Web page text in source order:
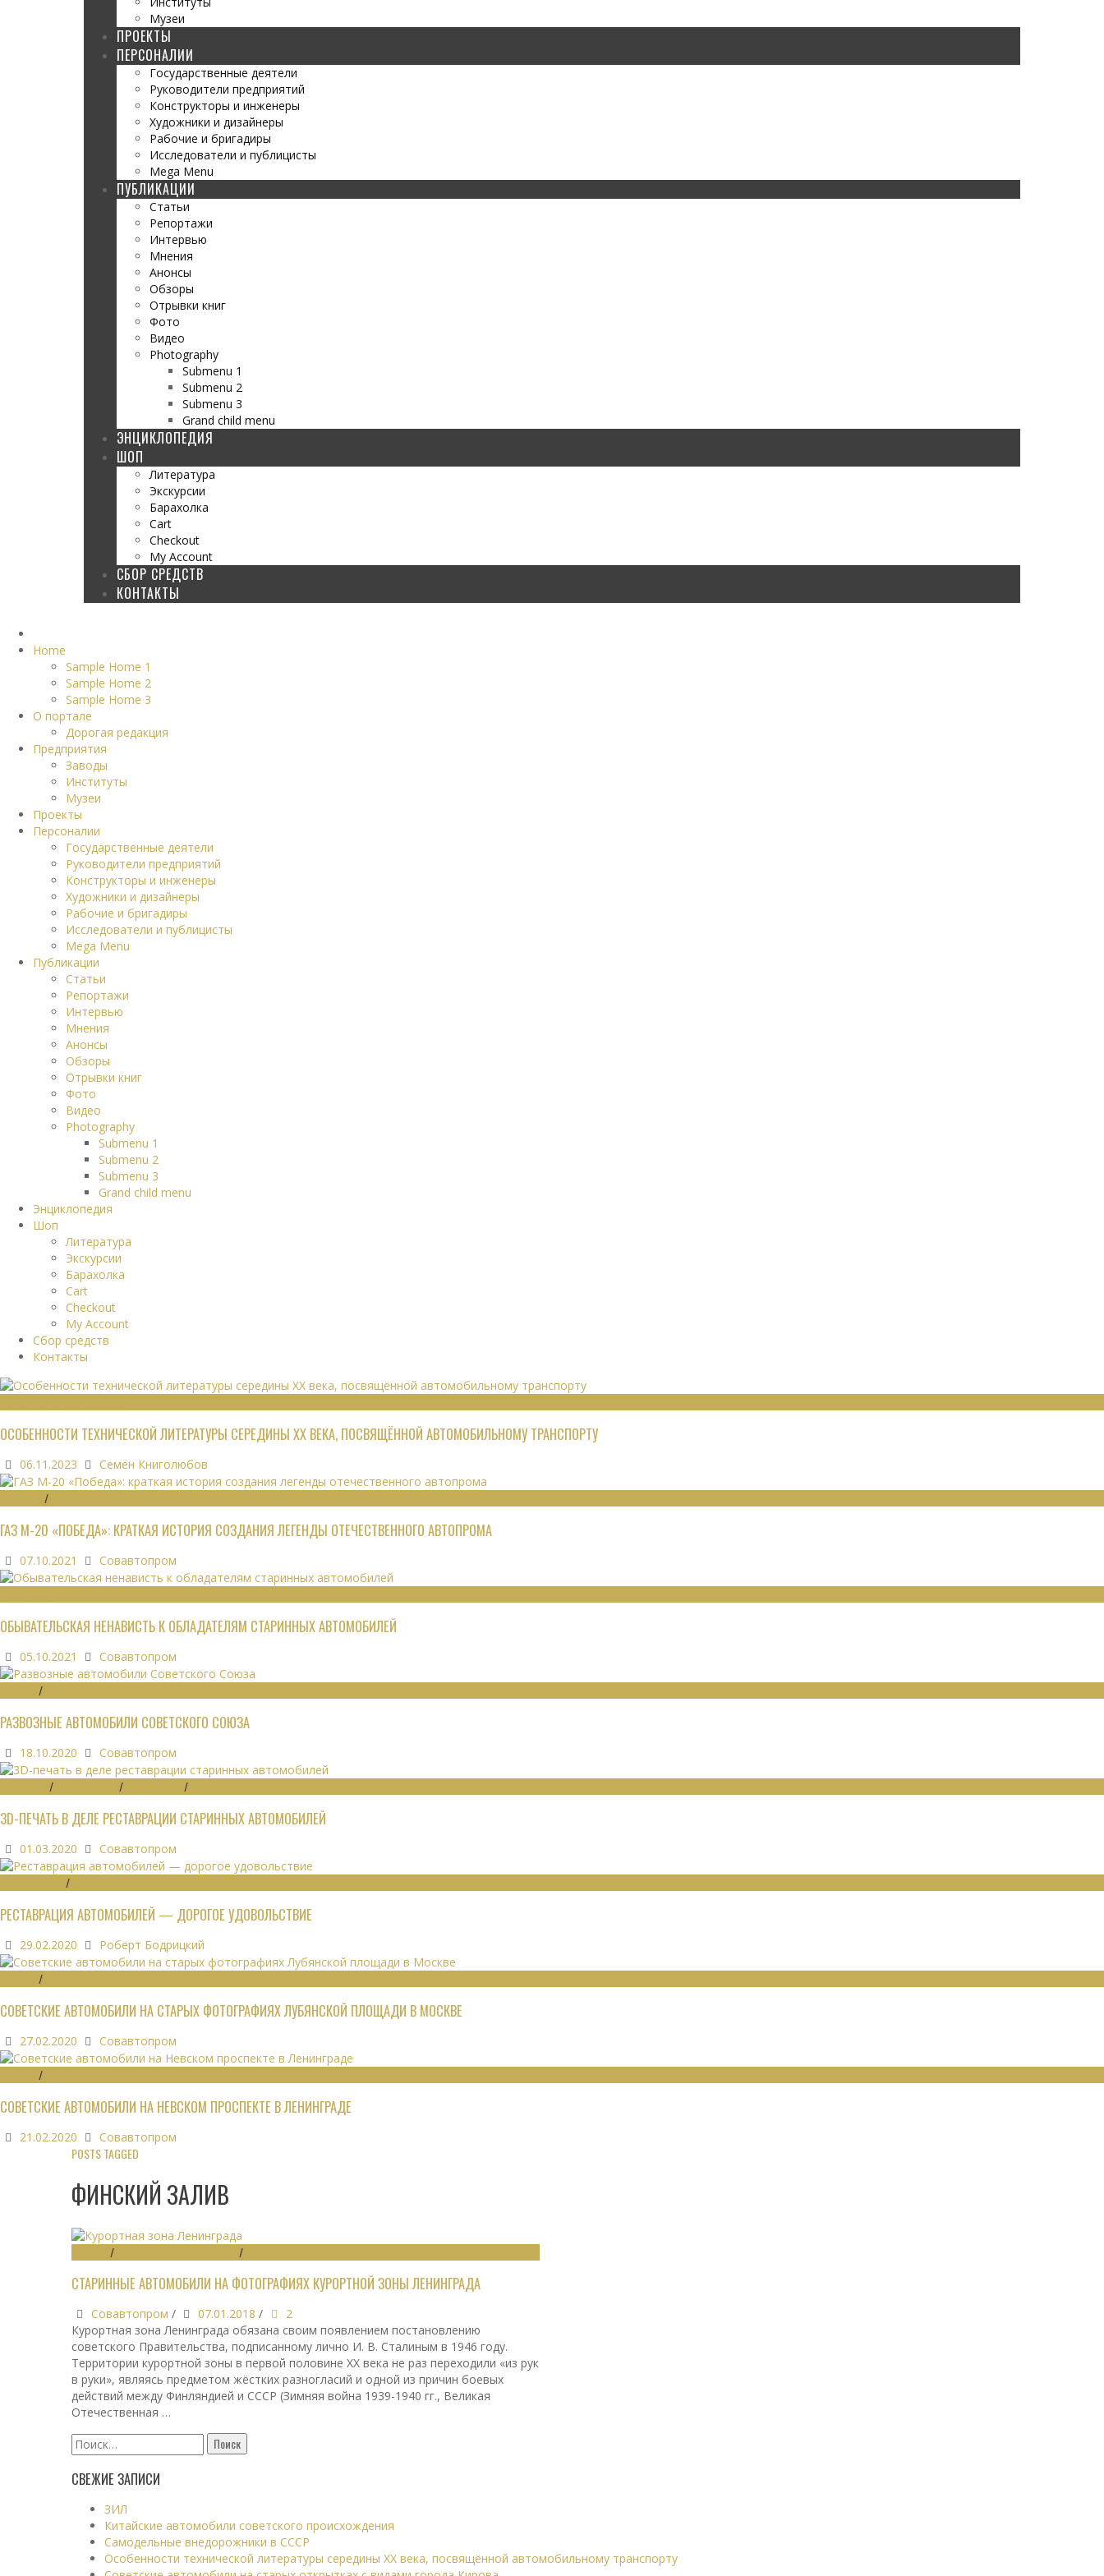
Музеи
ПРОЕКТЫ
ПЕРСОНАЛИИ
Государственные деятели
Руководители предприятий
Конструкторы и инженеры
Художники и дизайнеры
Рабочие и бригадиры
Исследователи и публицисты
Mega Menu
ПУБЛИКАЦИИ
Статьи
Репортажи
Интервью
Мнения
Анонсы
Обзоры
Отрывки книг
Фото
Видео
Photography
Submenu 1
Submenu 2
Submenu 3
Grand child menu
ЭНЦИКЛОПЕДИЯ
ШОП
Литература
Экскурсии
Барахолка
Cart
Checkout
My Account
СБОР СРЕДСТВ
КОНТАКТЫ
Home
Sample Home 1
Sample Home 2
Sample Home 3
О портале
Дорогая редакция
Предприятия
Заводы
Институты
Музеи
Проекты
Персоналии
Государственные деятели
Руководители предприятий
Конструкторы и инженеры
Художники и дизайнеры
Рабочие и бригадиры
Исследователи и публицисты
Mega Menu
Публикации
Статьи
Репортажи
Интервью
Мнения
Анонсы
Обзоры
Отрывки книг
Фото
Видео
Photography
Submenu 1
Submenu 2
Submenu 3
Grand child menu
Энциклопедия
Шоп
Литература
Экскурсии
Барахолка
Cart
Checkout
My Account
Сбор средств
Контакты
ОСОБЕННОСТИ ТЕХНИЧЕСКОЙ ЛИТЕРАТУРЫ СЕРЕДИНЫ XX ВЕКА, ПОСВЯЩЁННОЙ АВТОМОБИЛЬНОМУ ТРАНСПОРТУ
06.11.2023 Семён Книголюбов
/
ГАЗ М-20 «ПОБЕДА»: КРАТКАЯ ИСТОРИЯ СОЗДАНИЯ ЛЕГЕНДЫ ОТЕЧЕСТВЕННОГО АВТОПРОМА
07.10.2021 Совавтопром
ОБЫВАТЕЛЬСКАЯ НЕНАВИСТЬ К ОБЛАДАТЕЛЯМ СТАРИННЫХ АВТОМОБИЛЕЙ
05.10.2021 Совавтопром
/
РАЗВОЗНЫЕ АВТОМОБИЛИ СОВЕТСКОГО СОЮЗА
18.10.2020 Совавтопром
/ / /
3D-ПЕЧАТЬ В ДЕЛЕ РЕСТАВРАЦИИ СТАРИННЫХ АВТОМОБИЛЕЙ
01.03.2020 Совавтопром
/
РЕСТАВРАЦИЯ АВТОМОБИЛЕЙ — ДОРОГОЕ УДОВОЛЬСТВИЕ
29.02.2020 Роберт Бодрицкий
/
СОВЕТСКИЕ АВТОМОБИЛИ НА СТАРЫХ ФОТОГРАФИЯХ ЛУБЯНСКОЙ ПЛОЩАДИ В МОСКВЕ
27.02.2020 Совавтопром
/
СОВЕТСКИЕ АВТОМОБИЛИ НА НЕВСКОМ ПРОСПЕКТЕ В ЛЕНИНГРАДЕ
21.02.2020 Совавтопром
POSTS TAGGED
ФИНСКИЙ ЗАЛИВ
/ /
СТАРИННЫЕ АВТОМОБИЛИ НА ФОТОГРАФИЯХ КУРОРТНОЙ ЗОНЫ ЛЕНИНГРАДА
Совавтопром / 07.01.2018 /
2
Курортная зона Ленинграда обязана своим появлением постановлению
советского Правительства, подписанному лично И. В. Сталиным в 1946 году.
Территории курортной зоны в первой половине XX века не раз переходили «из рук
в руки», являясь предметом жёстких разногласий и одной из причин боевых
действий между Финляндией и СССР (Зимняя война 1939-1940 гг., Великая
Отечественная …
Найти:
СВЕЖИЕ ЗАПИСИ
ЗИЛ
Китайские автомобили советского происхождения
Самодельные внедорожники в СССР
Особенности технической литературы середины XX века, посвящённой автомобильному транспорту